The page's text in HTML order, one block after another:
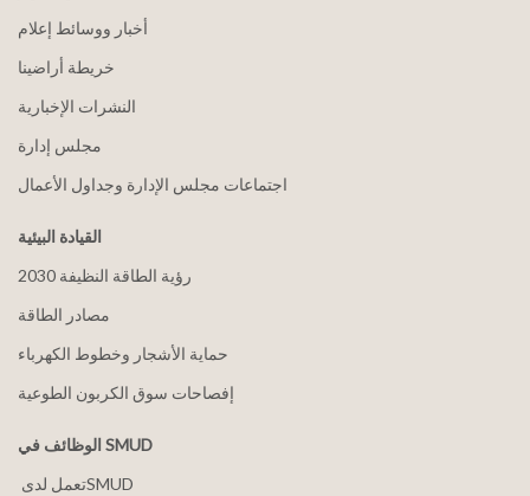
أخبار ووسائط إعلام
خريطة أراضينا
النشرات الإخبارية
مجلس إدارة
اجتماعات مجلس الإدارة وجداول الأعمال
القيادة البيئية
2030 رؤية الطاقة النظيفة
مصادر الطاقة
حماية الأشجار وخطوط الكهرباء
إفصاحات سوق الكربون الطوعية
الوظائف في SMUD